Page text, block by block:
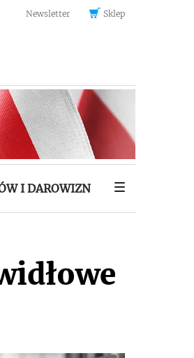
Newsletter Sklep
I DAROWIZN